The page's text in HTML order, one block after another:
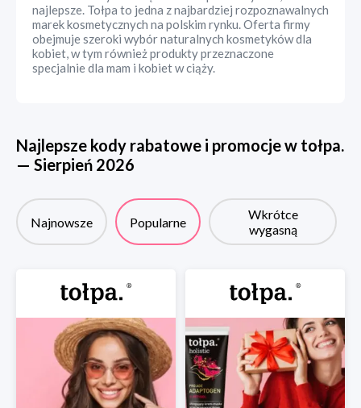
najlepsze. Tołpa to jedna z najbardziej rozpoznawalnych
marek kosmetycznych na polskim rynku. Oferta firmy
obejmuje szeroki wybór naturalnych kosmetyków dla
kobiet, w tym również produkty przeznaczone
specjalnie dla mam i kobiet w ciąży.
Najlepsze kody rabatowe i promocje w tołpa.
— Sierpień 2026
Najnowsze Popularne
Wkrótce
wygasną